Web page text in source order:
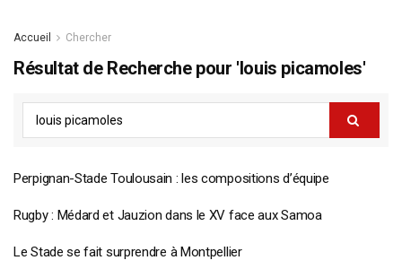
Accueil Chercher
Résultat de Recherche pour 'louis picamoles'
Perpignan-Stade Toulousain : les compositions d’équipe
Rugby : Médard et Jauzion dans le XV face aux Samoa
Le Stade se fait surprendre à Montpellier